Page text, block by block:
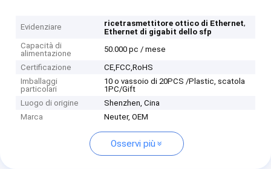
Evidenziare ricetrasmettitore ottico di Ethernet,
Ethernet di gigabit dello sfp
Capacità di
alimentazione
50.000 pc / mese
Certificazione
CE,FCC,RoHS
Imballaggi
particolari
10 o vassoio di 20PCS /Plastic, scatola
1PC/Gift
Luogo di origine
Shenzhen, Cina
Marca
Neuter, OEM
Osservi più